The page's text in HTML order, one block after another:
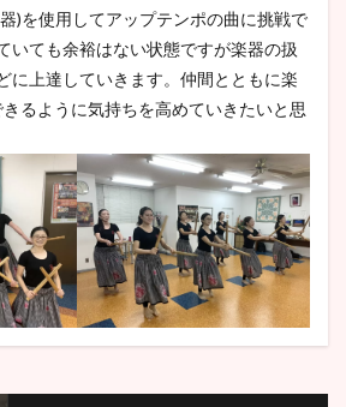
)を使用してアップテンポの曲に挑戦で
ても余裕はない状態ですが楽器の扱
に上達していきます。仲間とともに楽
るように気持ちを高めていきたいと思